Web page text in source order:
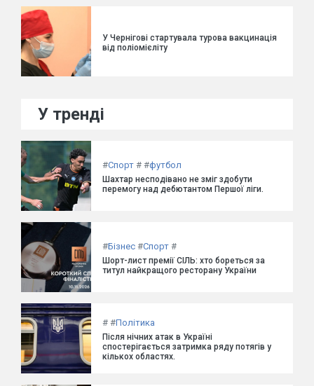
У Чернігові стартувала турова вакцинація
від поліомієліту
У тренді
#Спорт # #футбол
Шахтар несподівано не зміг здобути
перемогу над дебютантом Першої ліги.
#Бізнес #Спорт #
Шорт-лист премії СІЛЬ: хто бореться за
титул найкращого ресторану України
# #Політика
Після нічних атак в Україні
спостерігається затримка ряду потягів у
кількох областях.